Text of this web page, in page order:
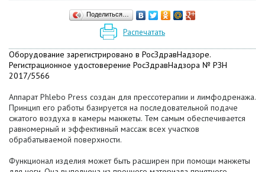
Поделиться…
Распечатать
Оборудование зарегистрировано в РосЗдравНадзоре.
Регистрационное удостоверение РосЗдравНадзора № РЗН
2017/5566
Аппарат Phlebo Press создан для прессотерапии и лимфодренажа.
Принцип его работы базируется на последовательной подаче
сжатого воздуха в камеры манжеты. Тем самым обеспечивается
равномерный и эффективный массаж всех участков
обрабатываемой поверхности.
Функционал изделия может быть расширен при помощи манжеты